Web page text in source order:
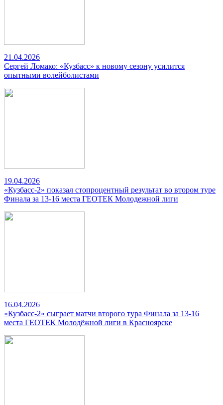
21.04.2026
Сергей Ломако: «Кузбасс» к новому сезону усилится
опытными волейболистами
19.04.2026
«Кузбасс-2» показал стопроцентный результат во втором туре
Финала за 13-16 места ГЕОТЕК Молодежной лиги
16.04.2026
«Кузбасс-2» сыграет матчи второго тура Финала за 13-16
места ГЕОТЕК Молодёжной лиги в Красноярске